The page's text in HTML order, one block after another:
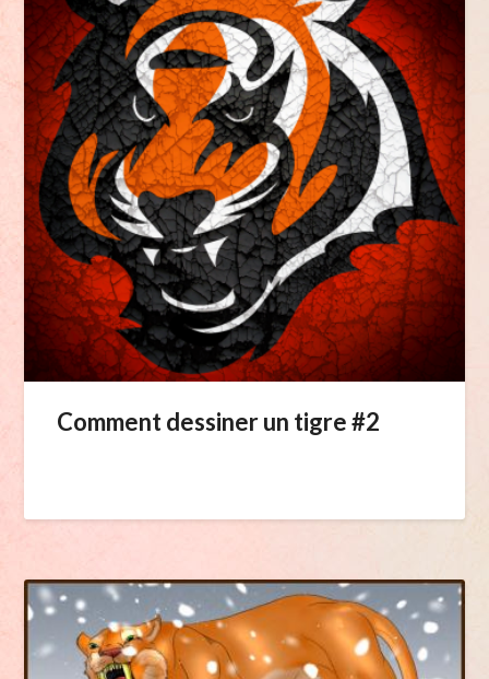
Comment dessiner un tigre #2